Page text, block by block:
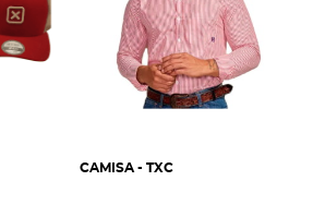
CAMISA - TXC